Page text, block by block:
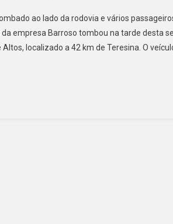
ao lado da rodovia e vários
empresa Barroso tombou na tarde desta
localizado a 42 km de Teresina. O